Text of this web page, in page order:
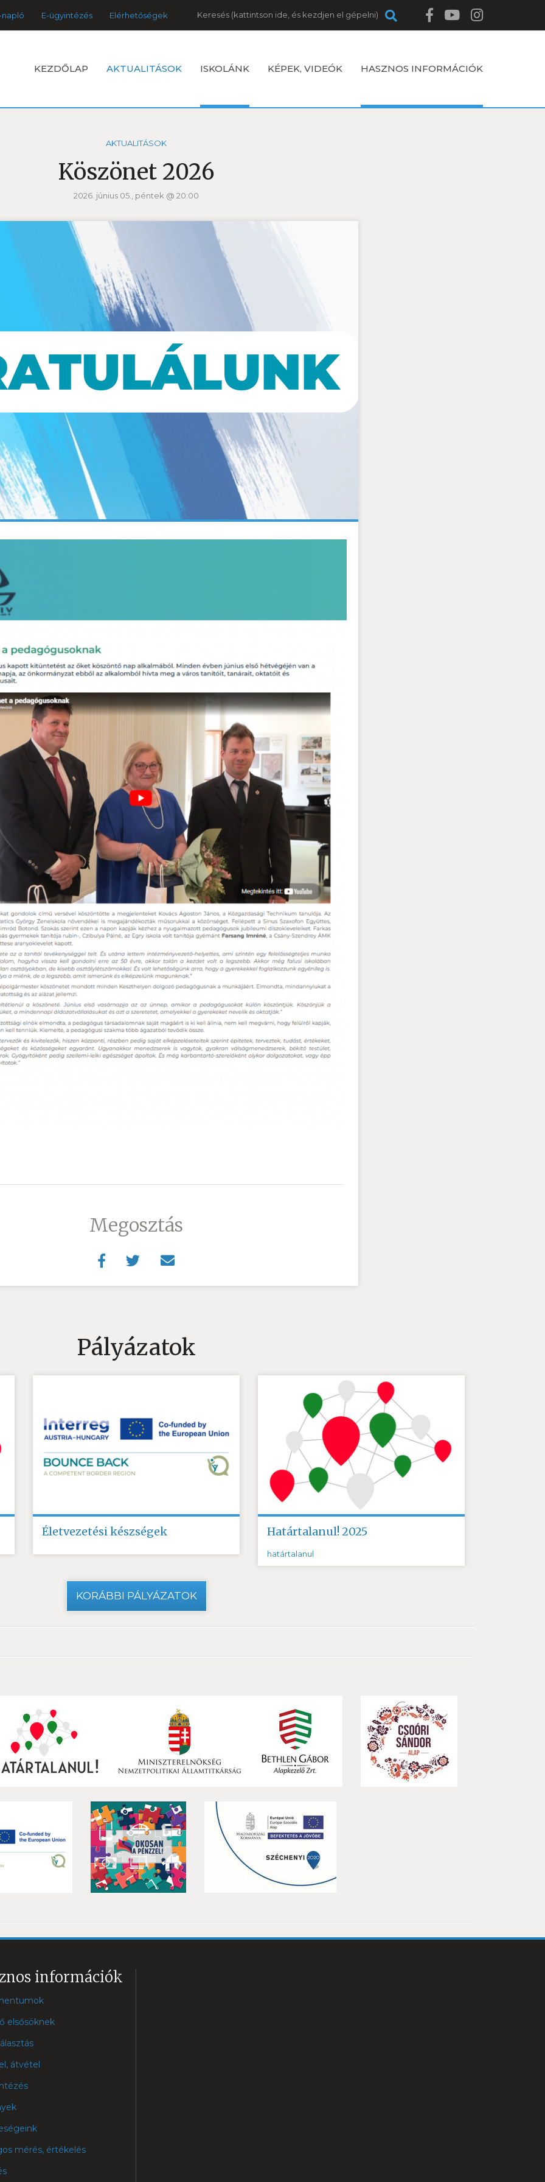
napló E-ügyintézés Elérhetőségek Keresés
KEZDŐLAP AKTUALITÁSOK ISKOLÁNK KÉPEK, VIDEÓK HASZNOS INFORMÁCIÓK
AKTUALITÁSOK
Köszönet 2026
2026. június 05., péntek @ 20:00
Megosztás
Pályázatok
Életvezetési készségek Határtalanul! 2025
határtalanul
KORÁBBI PÁLYÁZATOK
információk
elsősöknek
átvétel
mérés, értékelés